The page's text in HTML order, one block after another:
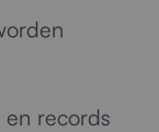
records